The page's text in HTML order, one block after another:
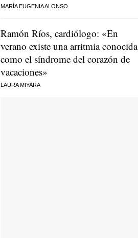
MARÍA EUGENIA ALONSO
Ramón Ríos, cardiólogo: «En
verano existe una arritmia conocida
como el síndrome del corazón de
vacaciones»
LAURA MIYARA